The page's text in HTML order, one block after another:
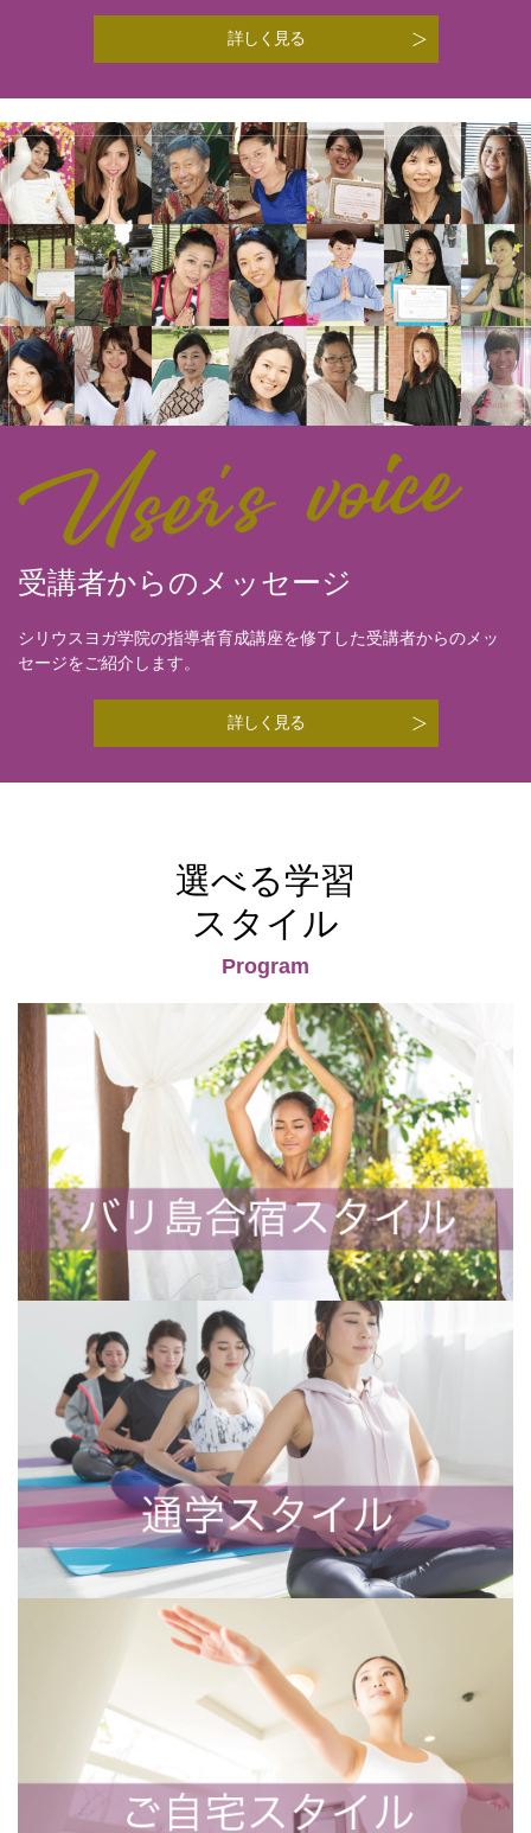
詳しく見る
受講者からのメッセージ
シリウスヨガ学院の指導者育成講座を修了した受講者からのメッ
セージをご紹介します。
詳しく見る
選べる学習
スタイル
Program